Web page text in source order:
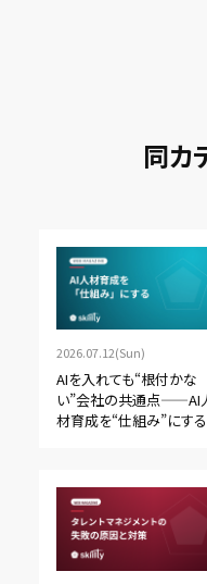
同カ
2026.07.12(Sun)
AIを入れても“根付かな
い”会社の共通点——AI
材育成を“仕組み”にする